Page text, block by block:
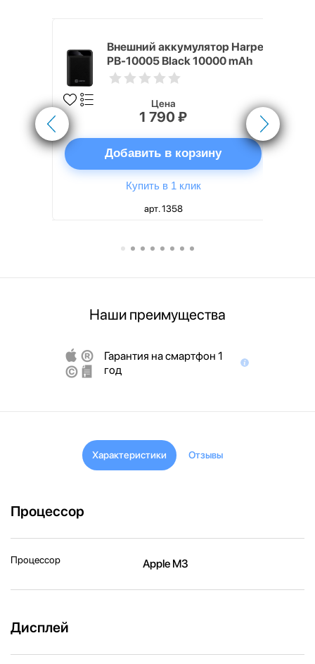
Внешний аккумулятор Harper
PB-10005 Black 10000 mAh
Цена
1 790 ₽
Добавить в корзину
Купить в 1 клик
арт. 1358
Наши преимущества
Гарантия на смартфон 1
год
Характеристики Отзывы
Процессор
Процессор Apple M3
Дисплей